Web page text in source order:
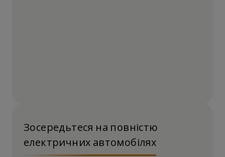
Зосередьтеся на повністю
електричних автомобілях